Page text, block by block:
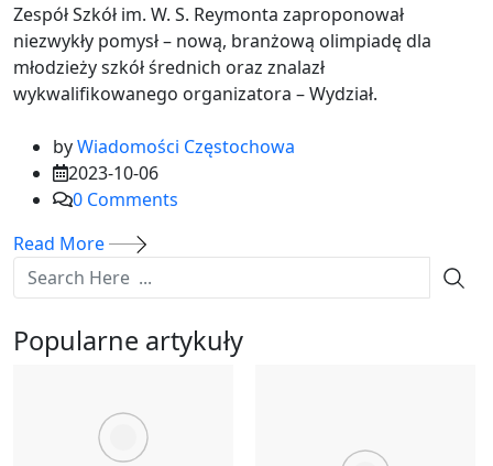
Zespół Szkół im. W. S. Reymonta zaproponował
niezwykły pomysł – nową, branżową olimpiadę dla
młodzieży szkół średnich oraz znalazł
wykwalifikowanego organizatora – Wydział.
byWiadomości Częstochowa
2023-10-06
0 Comments
Read More
Popularne artykuły